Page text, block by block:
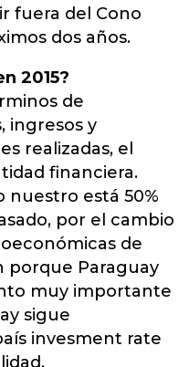
fuera del Cono
dos años.
2015?
de
ingresos y
realizadas, el
financiera.
nuestro está 50%
por el cambio
de
Paraguay
muy importante
sigue
invesment rate